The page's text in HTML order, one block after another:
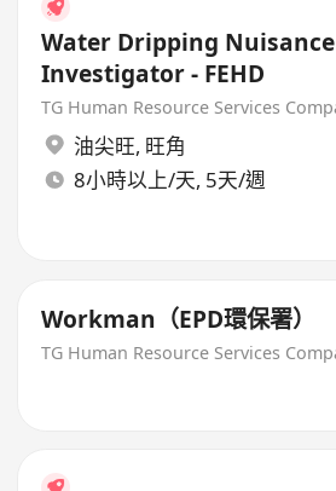
Water Dripping Nuisance
Investigator - FEHD
油尖旺, 旺角
8小時以上/天, 5天/週
Workman（EPD環保署）